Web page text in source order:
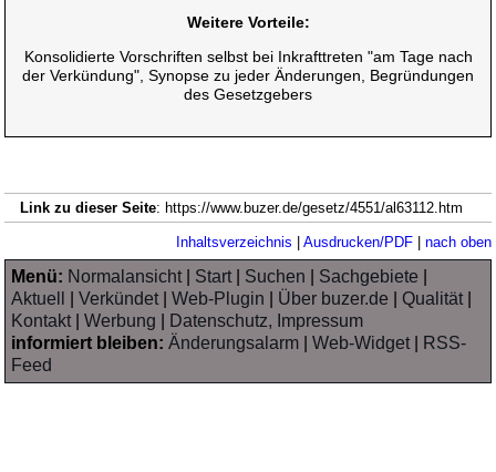
Weitere Vorteile:
Konsolidierte Vorschriften selbst bei Inkrafttreten "am Tage nach
der Verkündung", Synopse zu jeder Änderungen, Begründungen
des Gesetzgebers
Link zu dieser Seite: https://www.buzer.de/gesetz/4551/al63112.htm
Inhaltsverzeichnis Ausdrucken/PDF| nach oben
Menü: Normalansicht| Start| Suchen Sachgebiete
Aktuell
|Verkündet|Web-Plugin Über buzer.de |Qualität|
Kontakt|Werbung
Datenschutz, Impressum
informiert bleiben: Änderungsalarm |Web-Widget|
RSS-
Feed